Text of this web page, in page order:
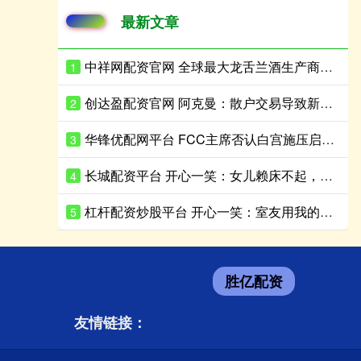
最新文章
1 中祥网配资官网 全球最大龙舌兰酒生产商Becle股价企稳，美国市场重组阵痛后现回升迹象
2 创达盈配资官网 阿克曼：散户交易导致新封闭式基金盘中急跌
3 华锋优配网平台 FCC主席否认白宫施压启动迪士尼调查
4 长城配资平台 开心一笑：女儿赖床不起，老公灵光一闪，啪的一声……
5 杠杆配资炒股平台 开心一笑：室友用我的手机给班花疯狂示爱，可没想到刚拨通……
胜亿配资
友情链接：